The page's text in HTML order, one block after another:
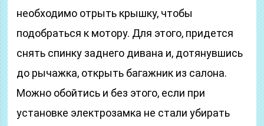
необходимо отрыть крышку, чтобы
подобраться к мотору. Для этого, придется
снять спинку заднего дивана и, дотянувшись
до рычажка, открыть багажник из салона.
Можно обойтись и без этого, если при
установке электрозамка не стали убирать